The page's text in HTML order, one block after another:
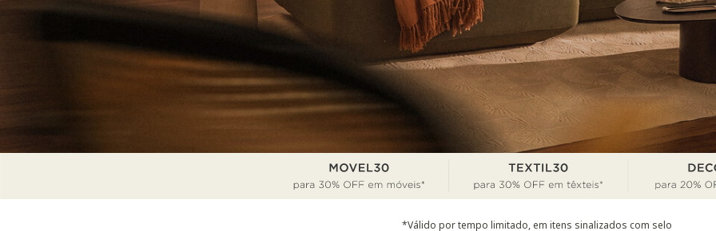
*Válido por tempo limitado, em itens sinalizados com selo